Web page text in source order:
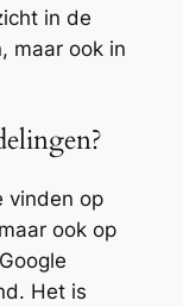
in de
maar ook in
vinden op
ook op
Het is